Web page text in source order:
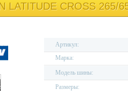
CROSS 265/
Артикул:
Марка:
Модель шины:
Размеры: